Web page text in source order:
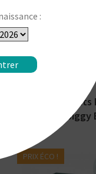
Biggy Bear par
Disponible en
E-Liquide Fruits
Givrés Biggy
PRIX ÉCO !
: